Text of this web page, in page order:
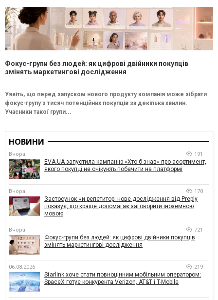
Фокус-групи без людей: як цифрові двійники покупців
змінять маркетингові дослідження
Уявіть, що перед запуском нового продукту компанія може зібрати
фокус-групу з тисяч потенційних покупців за декілька хвилин.
Учасники такої групи...
НОВИНИ
Вчора 191
EVA.UA запустила кампанію «Хто б знав» про асортимент,
якого покупці не очікують побачити на платформі
Вчора 170
Застосунок чи репетитор: нове дослідження від Preply
показує, що краще допомагає заговорити іноземною
мовою
Вчора 721
Фокус-групи без людей: як цифрові двійники покупців
змінять маркетингові дослідження
06.08.2026 219
Starlink хоче стати повноцінним мобільним оператором:
SpaceX готує конкурента Verizon, AT&T і T-Mobile